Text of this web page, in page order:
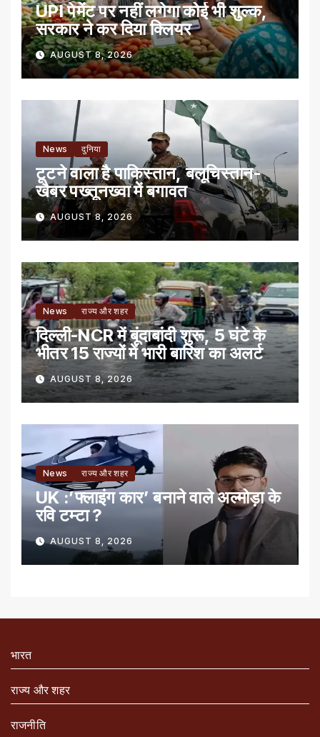
UPI पेमेंट पर नहीं लगेगा कोई भी शुल्क,
सरकार ने कर दिया क्लियर
AUGUST 8, 2026
News दुनिया
टूटने वाला है पाकिस्तान, बलूचिस्तान-
खैबर पख्तूनख्वा में बगावत
AUGUST 8, 2026
News राज्य और शहर
दिल्ली-NCR में बूंदाबांदी शुरू, 5 घंटे के
भीतर 15 राज्यों में भारी बारिश का अलर्ट
AUGUST 8, 2026
News राज्य और शहर
UK :’फ्लाइंग कार’ बनाने वाले अल्मोड़ा के
रवि टम्टा ?
AUGUST 8, 2026
भारत
राज्य और शहर
राजनीति